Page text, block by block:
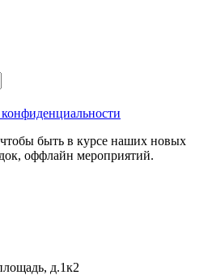
быть в курсе наших новых
оффлайн мероприятий.
д.1к2